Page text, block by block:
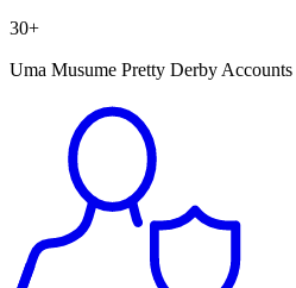
30+
Uma Musume Pretty Derby Accounts